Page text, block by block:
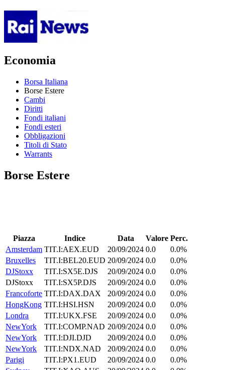
Economia
Borsa Italiana
Borse Estere
Cambi
Diritti
Fondi italiani
Fondi esteri
Obbligazioni
Titoli di Stato
Warrants
Borse Estere
Piazza Indice Data Valore Perc.
Amsterdam TIT.I:AEX.EUD 20/09/2024 0.0
0.0%
Bruxelles
TIT.I:BEL20.EUD 20/09/2024 0.0
0.0%
DJStoxx
TIT.I:SX5E.DJS 20/09/2024 0.0
0.0%
DJStoxx
TIT.I:SX5P.DJS 20/09/2024 0.0
0.0%
Francoforte TIT.I:DAX.DAX 20/09/2024 0.0
0.0%
HongKong TIT.I:HSI.HSN 20/09/2024 0.0
0.0%
Londra
TIT.I:UKX.FSE 20/09/2024 0.0
0.0%
NewYork
TIT.I:COMP.NAD 20/09/2024 0.0
0.0%
NewYork
TIT.I:DJI.DJD 20/09/2024 0.0
0.0%
NewYork
TIT.I:NDX.NAD 20/09/2024 0.0
0.0%
Parigi
TIT.I:PX1.EUD 20/09/2024 0.0
0.0%